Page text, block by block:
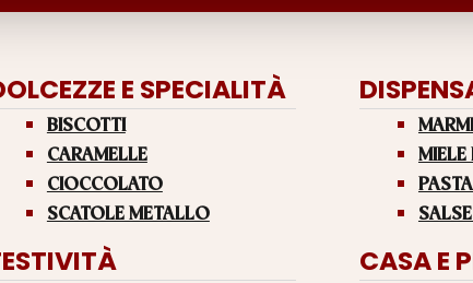
E SPECIALITÀ
BISCOTTI
CARAMELLE
CIOCCOLATO
SCATOLE METALLO
MIELE
CASA E